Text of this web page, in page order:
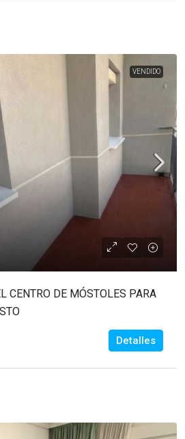
VENDIDO
CENTRO DE MÓSTOLES PARA
Detalles